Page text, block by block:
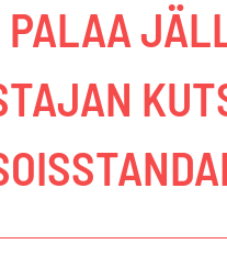
PALAA